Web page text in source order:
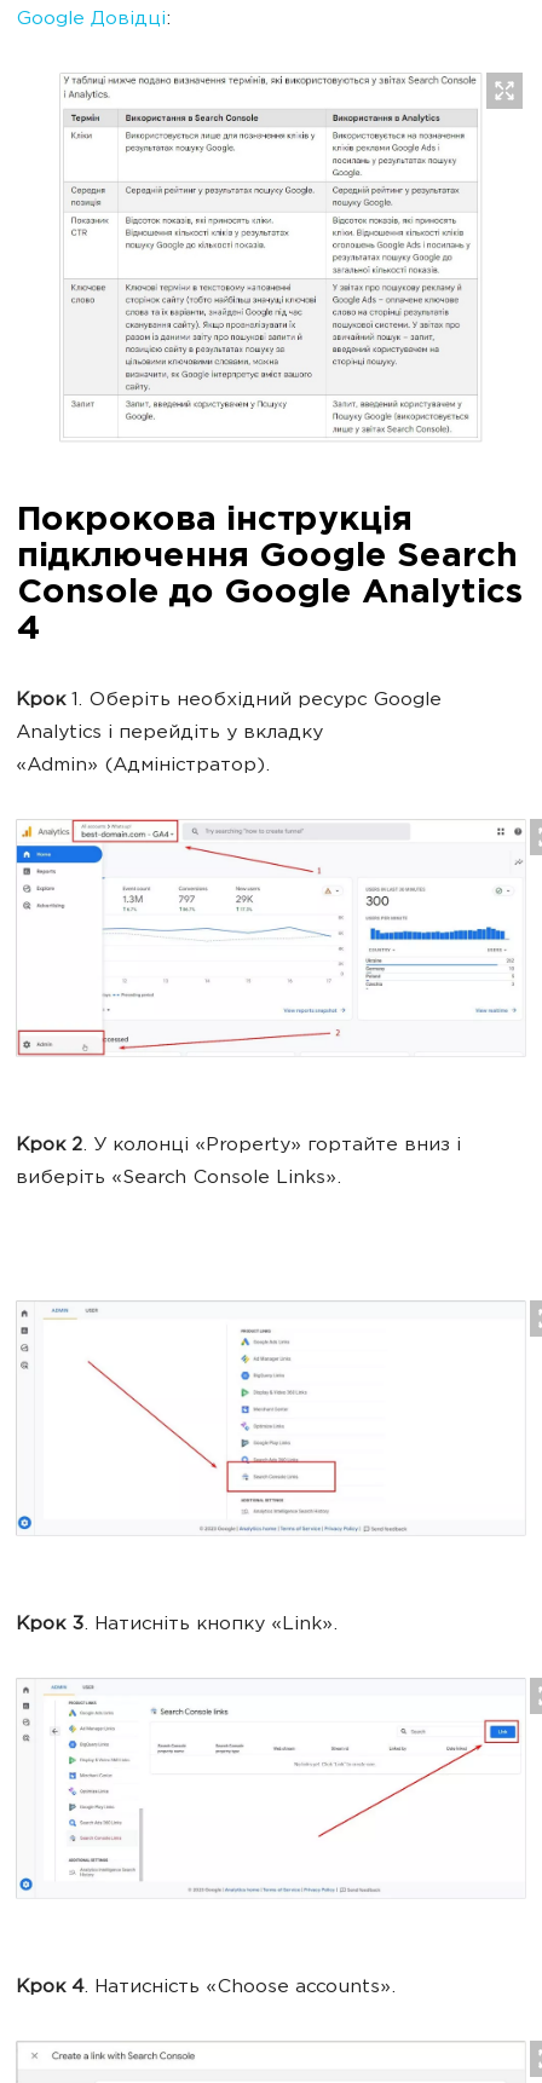
Google Довідці:
Покрокова інструкція
підключення Google Search
Console до Google Analytics
4
Крок1. Оберіть необхідний ресурс Google
Analytics і перейдіть у вкладку
«Admin» (Адміністратор).
Крок 2. У колонці «Property» гортайте вниз і
виберіть «Search Console Links».
Крок 3. Натисніть кнопку «Link».
Крок 4. Натисність «Choose accounts».